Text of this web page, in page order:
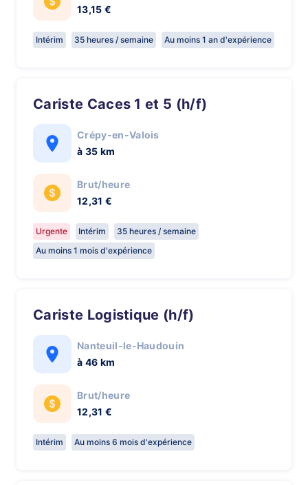
13,15 €
Intérim 35 heures / semaine Au moins 1 an d'expérience
Cariste Caces 1 et 5 (h/f)
Crépy-en-Valois
à 35 km
Brut/heure
12,31 €
Urgente Intérim
35 heures / semaine
Au moins 1 mois d'expérience
Cariste Logistique (h/f)
Nanteuil-le-Haudouin
à 46 km
Brut/heure
12,31 €
Intérim Au moins 6 mois d'expérience